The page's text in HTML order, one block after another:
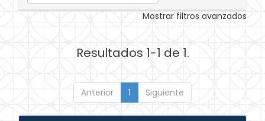
Mostrar filtros avanzados
Resultados 1-1 de 1.
Anterior 1 Siguiente